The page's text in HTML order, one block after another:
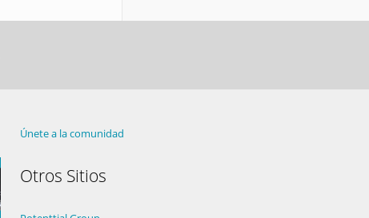
Únete a la comunidad
Otros Sitios